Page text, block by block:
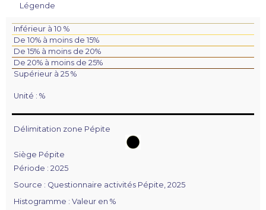
Légende
Inférieur à 10 %
De 10% à moins de 15%
De 15% à moins de 20%
De 20% à moins de 25%
Supérieur à 25 %
Unité : %
Délimitation zone Pépite
Siège Pépite
Période : 2025
Source : Questionnaire activités Pépite, 2025
Histogramme : Valeur en %